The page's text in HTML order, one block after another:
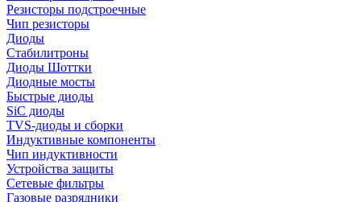
Резисторы подстроечные
Чип резисторы
Диоды
Стабилитроны
Диоды Шоттки
Диодные мосты
Быстрые диоды
SiC диоды
TVS-диоды и сборки
Индуктивные компоненты
Чип индуктивности
Устройства защиты
Сетевые фильтры
Газовые разрядники